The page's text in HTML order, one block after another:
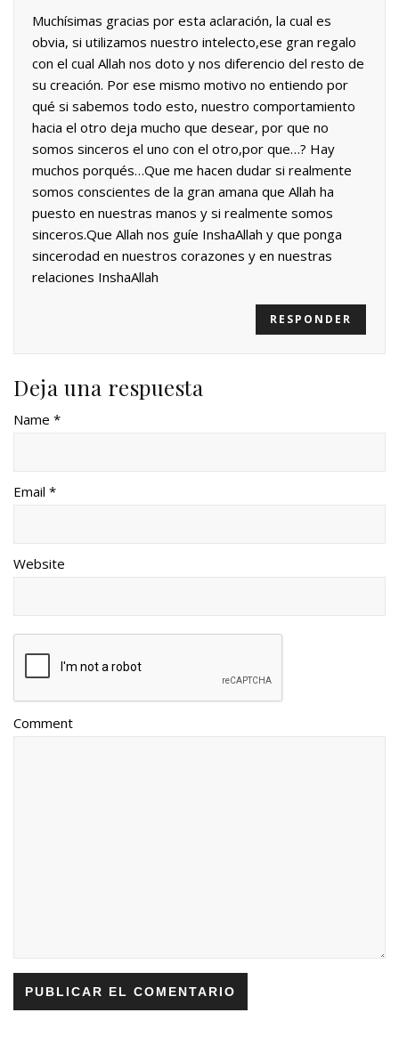
Muchísimas gracias por esta aclaración, la cual es
obvia, si utilizamos nuestro intelecto,ese gran regalo
con el cual Allah nos doto y nos diferencio del resto de
su creación. Por ese mismo motivo no entiendo por
qué si sabemos todo esto, nuestro comportamiento
hacia el otro deja mucho que desear, por que no
somos sinceros el uno con el otro,por que…? Hay
muchos porqués…Que me hacen dudar si realmente
somos conscientes de la gran amana que Allah ha
puesto en nuestras manos y si realmente somos
sinceros.Que Allah nos guíe InshaAllah y que ponga
sincerodad en nuestros corazones y en nuestras
relaciones InshaAllah
RESPONDER
Deja una respuesta
Name *
Email *
Website
Comment